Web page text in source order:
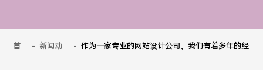
首 - 新闻动 - 作为一家专业的网站设计公司，我们有着多年的经